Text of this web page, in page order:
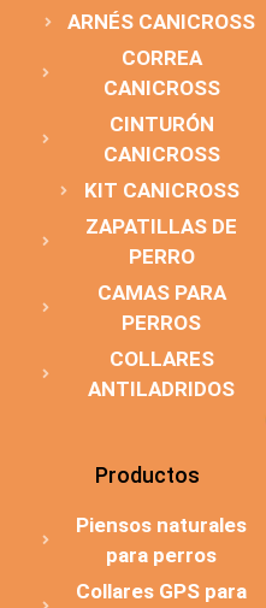
ARNÉS CANICROSS
CORREA
CANICROSS
CINTURÓN
CANICROSS
KIT CANICROSS
ZAPATILLAS DE
PERRO
CAMAS PARA
PERROS
COLLARES
ANTILADRIDOS
Productos
Piensos naturales
para perros
Collares GPS para